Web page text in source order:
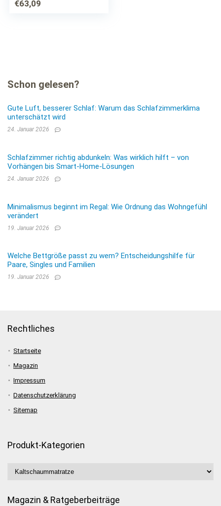
13 cm, produziert
€63,09
Schon gelesen?
Gute Luft, besserer Schlaf: Warum das Schlafzimmerklima
unterschätzt wird
24. Januar 2026
Schlafzimmer richtig abdunkeln: Was wirklich hilft – von
Vorhängen bis Smart-Home-Lösungen
24. Januar 2026
Minimalismus beginnt im Regal: Wie Ordnung das Wohngefühl
verändert
19. Januar 2026
Welche Bettgröße passt zu wem? Entscheidungshilfe für
Paare, Singles und Familien
19. Januar 2026
Rechtliches
Startseite
Magazin
Impressum
Datenschutzerklärung
Sitemap
Produkt-Kategorien
Magazin & Ratgeberbeiträge